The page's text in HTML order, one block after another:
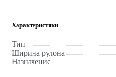
Характеристики
Тип
Ширина рулона
Назначение